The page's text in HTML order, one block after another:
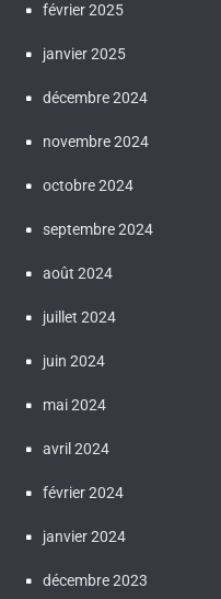
février 2025
janvier 2025
décembre 2024
novembre 2024
octobre 2024
septembre 2024
août 2024
juillet 2024
juin 2024
mai 2024
avril 2024
février 2024
janvier 2024
décembre 2023